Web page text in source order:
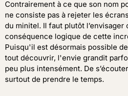
Contrairement à ce que son nom
ne consiste pas à rejeter les
du minitel. Il faut plutôt l’envisager
conséquence logique de cette
Puisqu'il est désormais possible
tout découvrir, l'envie grandit
peu plus intensément. De
surtout de prendre le temps.